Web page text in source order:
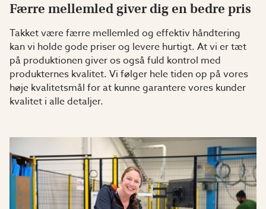
Færre mellemled giver dig en bedre pris
Takket være færre mellemled og effektiv håndtering
kan vi holde gode priser og levere hurtigt. At vi er tæt
på produktionen giver os også fuld kontrol med
produkternes kvalitet. Vi følger hele tiden op på vores
høje kvalitetsmål for at kunne garantere vores kunder
kvalitet i alle detaljer.